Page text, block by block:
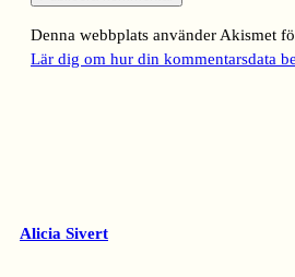
Denna webbplats använder Akismet
Lär dig om hur din kommentarsdata
Alicia Sivert